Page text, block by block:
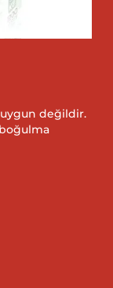
uygun değildir.